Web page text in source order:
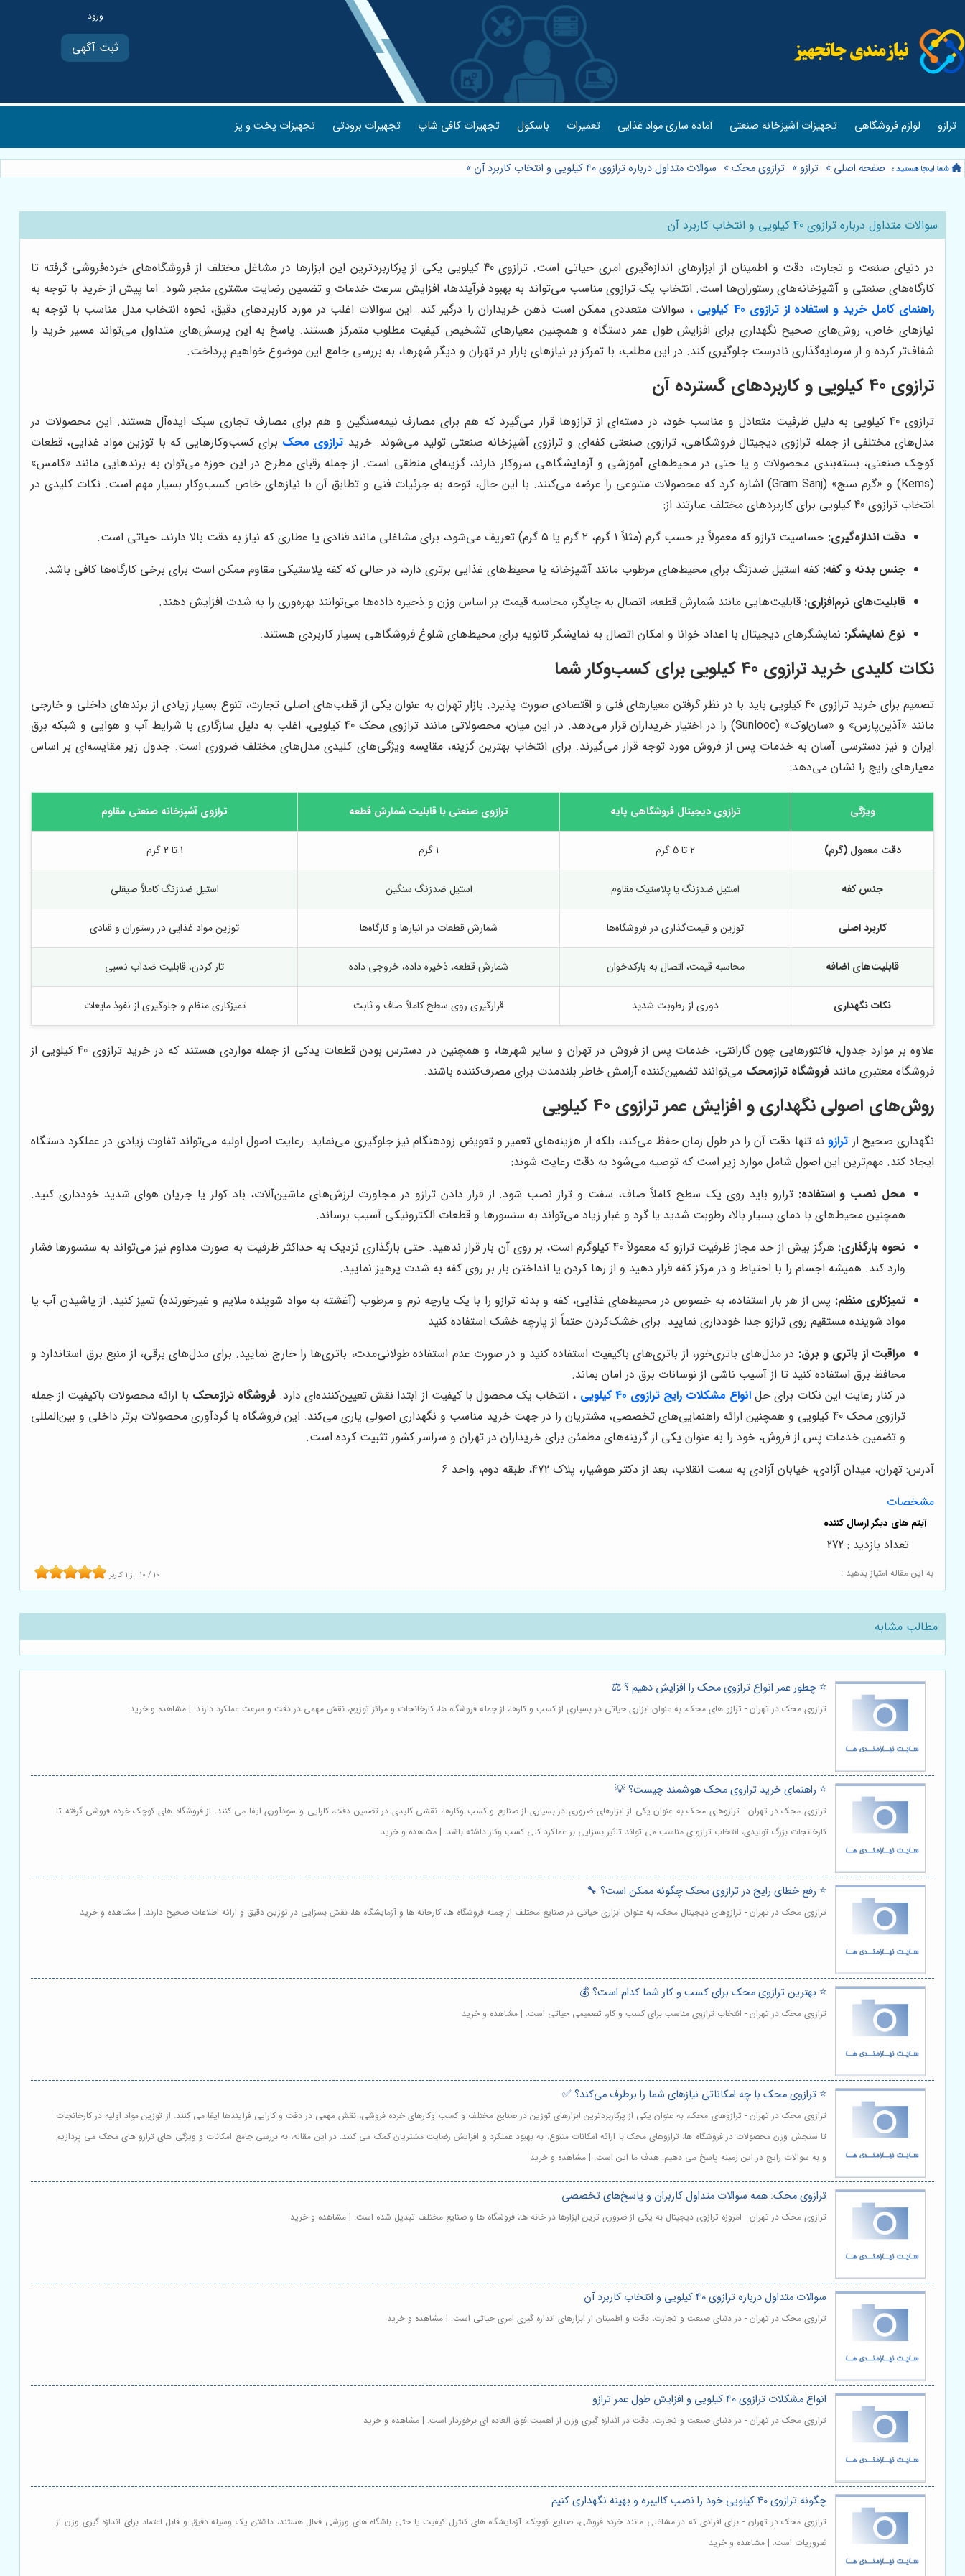
ثبت آگهی
ترازو لوازم فروشگاهی تجهیزات آشپزخانه صنعتی آماده سازی مواد غذایی تعمیرات باسکول تجهیزات کافی شاپ تجهیزات برودتی تجهیزات پخت و پز
صفحه اصلی » ترازو » ترازوی محک» سوالات متداول درباره ترازوی 40 کیلویی و انتخاب کاربرد آن »
سوالات متداول درباره ترازوی 40 کیلویی و انتخاب کاربرد آن
در دنیای صنعت و تجارت، دقت و اطمینان از ابزارهای اندازه‌گیری امری حیاتی است. ترازوی 40 کیلویی یکی از پرکاربردترین این ابزارها در مشاغل مختلف از فروشگاه‌های خرده‌فروشی گرفته تا
کارگاه‌های صنعتی و آشپزخانه‌های رستوران‌ها است. انتخاب یک ترازوی مناسب می‌تواند به بهبود فرآیندها، افزایش سرعت خدمات و تضمین رضایت مشتری منجر شود. اما پیش از خرید با توجه به
راهنمای کامل خرید و استفاده از ترازوی 40 کیلویی
، سوالات متعددی ممکن است ذهن خریداران را درگیر کند. این سوالات اغلب در مورد کاربردهای دقیق، نحوه انتخاب مدل مناسب با توجه به
نیازهای خاص، روش‌های صحیح نگهداری برای افزایش طول عمر دستگاه و همچنین معیارهای تشخیص کیفیت مطلوب متمرکز هستند. پاسخ به این پرسش‌های متداول می‌تواند مسیر خرید را
شفاف‌تر کرده و از سرمایه‌گذاری نادرست جلوگیری کند. در این مطلب، با تمرکز بر نیازهای بازار در تهران و دیگر شهرها، به بررسی جامع این موضوع خواهیم پرداخت.
ترازوی 40 کیلویی و کاربردهای گسترده آن
ترازوی 40 کیلویی به دلیل ظرفیت متعادل و مناسب خود، در دسته‌ای از ترازوها قرار می‌گیرد که هم برای مصارف نیمه‌سنگین و هم برای مصارف تجاری سبک ایده‌آل هستند. این محصولات در
مدل‌های مختلفی از جمله ترازوی دیجیتال فروشگاهی، ترازوی صنعتی کفه‌ای و ترازوی آشپزخانه صنعتی تولید می‌شوند. خرید ترازوی محک برای کسب‌وکارهایی که با توزین مواد غذایی، قطعات
کوچک صنعتی، بسته‌بندی محصولات و یا حتی در محیط‌های آموزشی و آزمایشگاهی سروکار دارند، گزینه‌ای منطقی است. از جمله رقبای مطرح در این حوزه می‌توان به برندهایی مانند «کامس»
(Kems) و «گرم سنج» (Gram Sanj) اشاره کرد که محصولات متنوعی را عرضه می‌کنند. با این حال، توجه به جزئیات فنی و تطابق آن با نیازهای خاص کسب‌وکار بسیار مهم است. نکات کلیدی در
انتخاب ترازوی 40 کیلویی برای کاربردهای مختلف عبارتند از:
دقت اندازه‌گیری: حساسیت ترازو که معمولاً بر حسب گرم (مثلاً ۱ گرم، ۲ گرم یا ۵ گرم) تعریف می‌شود، برای مشاغلی مانند قنادی یا عطاری که نیاز به دقت بالا دارند، حیاتی است.
جنس بدنه و کفه: کفه استیل ضدزنگ برای محیط‌های مرطوب مانند آشپزخانه یا محیط‌های غذایی برتری دارد، در حالی که کفه پلاستیکی مقاوم ممکن است برای برخی کارگاه‌ها کافی باشد.
قابلیت‌های نرم‌افزاری: قابلیت‌هایی مانند شمارش قطعه، اتصال به چاپگر، محاسبه قیمت بر اساس وزن و ذخیره داده‌ها می‌توانند بهره‌وری را به شدت افزایش دهند.
نوع نمایشگر: نمایشگرهای دیجیتال با اعداد خوانا و امکان اتصال به نمایشگر ثانویه برای محیط‌های شلوغ فروشگاهی بسیار کاربردی هستند.
نکات کلیدی خرید ترازوی 40 کیلویی برای کسب‌وکار شما
تصمیم برای خرید ترازوی 40 کیلویی باید با در نظر گرفتن معیارهای فنی و اقتصادی صورت پذیرد. بازار تهران به عنوان یکی از قطب‌های اصلی تجارت، تنوع بسیار زیادی از برندهای داخلی و خارجی
مانند «آذین‌پارس» و «سان‌لوک» (Sunlooc) را در اختیار خریداران قرار می‌دهد. در این میان، محصولاتی مانند ترازوی محک 40 کیلویی، اغلب به دلیل سازگاری با شرایط آب و هوایی و شبکه برق
ایران و نیز دسترسی آسان به خدمات پس از فروش مورد توجه قرار می‌گیرند. برای انتخاب بهترین گزینه، مقایسه ویژگی‌های کلیدی مدل‌های مختلف ضروری است. جدول زیر مقایسه‌ای بر اساس
معیارهای رایج را نشان می‌دهد:
ویژگی ترازوی دیجیتال فروشگاهی پایه ترازوی صنعتی با قابلیت شمارش قطعه ترازوی آشپزخانه صنعتی مقاوم
دقت معمول (گرم) 2 تا 5 گرم 1 گرم 1 تا 2 گرم
جنس کفه استیل ضدزنگ یا پلاستیک مقاوم استیل ضدزنگ سنگین استیل ضدزنگ کاملاً صیقلی
کاربرد اصلی توزین و قیمت‌گذاری در فروشگاه‌ها شمارش قطعات در انبارها و کارگاه‌ها توزین مواد غذایی در رستوران و قنادی
قابلیت‌های اضافه محاسبه قیمت، اتصال به بارکدخوان شمارش قطعه، ذخیره داده، خروجی داده تار کردن، قابلیت ضدآب نسبی
نکات نگهداری دوری از رطوبت شدید قرارگیری روی سطح کاملاً صاف و ثابت تمیزکاری منظم و جلوگیری از نفوذ مایعات
علاوه بر موارد جدول، فاکتورهایی چون گارانتی، خدمات پس از فروش در تهران و سایر شهرها، و همچنین در دسترس بودن قطعات یدکی از جمله مواردی هستند که در خرید ترازوی 40 کیلویی از
فروشگاه معتبری مانند فروشگاه ترازمحک می‌توانند تضمین‌کننده آرامش خاطر بلندمدت برای مصرف‌کننده باشند.
روش‌های اصولی نگهداری و افزایش عمر ترازوی 40 کیلویی
نگهداری صحیح از ترازونه تنها دقت آن را در طول زمان حفظ می‌کند، بلکه از هزینه‌های تعمیر و تعویض زودهنگام نیز جلوگیری می‌نماید. رعایت اصول اولیه می‌تواند تفاوت زیادی در عملکرد دستگاه
ایجاد کند. مهم‌ترین این اصول شامل موارد زیر است که توصیه می‌شود به دقت رعایت شوند:
محل نصب و استفاده: ترازو باید روی یک سطح کاملاً صاف، سفت و تراز نصب شود. از قرار دادن ترازو در مجاورت لرزش‌های ماشین‌آلات، باد کولر یا جریان هوای شدید خودداری کنید.
همچنین محیط‌های با دمای بسیار بالا، رطوبت شدید یا گرد و غبار زیاد می‌تواند به سنسورها و قطعات الکترونیکی آسیب برساند.
نحوه بارگذاری:
هرگز بیش از حد مجاز ظرفیت ترازو که معمولاً 40 کیلوگرم است، بر روی آن بار قرار ندهید. حتی بارگذاری نزدیک به حداکثر ظرفیت به صورت مداوم نیز می‌تواند به سنسورها فشار
وارد کند. همیشه اجسام را با احتیاط و در مرکز کفه قرار دهید و از رها کردن یا انداختن بار بر روی کفه به شدت پرهیز نمایید.
تمیزکاری منظم: پس از هر بار استفاده، به خصوص در محیط‌های غذایی، کفه و بدنه ترازو را با یک پارچه نرم و مرطوب (آغشته به مواد شوینده ملایم و غیرخورنده) تمیز کنید. از پاشیدن آب یا
مواد شوینده مستقیم روی ترازو جدا خودداری نمایید. برای خشک‌کردن حتماً از پارچه خشک استفاده کنید.
مراقبت از باتری و برق: در مدل‌های باتری‌خور، از باتری‌های باکیفیت استفاده کنید و در صورت عدم استفاده طولانی‌مدت، باتری‌ها را خارج نمایید. برای مدل‌های برقی، از منبع برق استاندارد و
محافظ برق استفاده کنید تا از آسیب ناشی از نوسانات برق در امان بماند.
در کنار رعایت این نکات برای حل انواع مشکلات رایج ترازوی 40 کیلویی ، انتخاب یک محصول با کیفیت از ابتدا نقش تعیین‌کننده‌ای دارد. فروشگاه ترازمحک با ارائه محصولات باکیفیت از جمله
ترازوی محک 40 کیلویی و همچنین ارائه راهنمایی‌های تخصصی، مشتریان را در جهت خرید مناسب و نگهداری اصولی یاری می‌کند. این فروشگاه با گردآوری محصولات برتر داخلی و بین‌المللی
و تضمین خدمات پس از فروش، خود را به عنوان یکی از گزینه‌های مطمئن برای خریداران در تهران و سراسر کشور تثبیت کرده است.
آدرس: تهران، میدان آزادی، خیابان آزادی به سمت انقلاب، بعد از دکتر هوشیار، پلاک 472، طبقه دوم، واحد 6
مشخصات
به این مقاله امتیاز بدهید : 10 / 10 از1 کاربر
تعداد بازدید : 272
مطالب مشابه
⭐️ چطور عمر انواع ترازوی محک را افزایش دهیم ؟ ⚖️
ترازوی محک در تهران - ترازو های محک، به عنوان ابزاری حیاتی در بسیاری از کسب و کارها، از جمله فروشگاه ها، کارخانجات و مراکز توزیع، نقش مهمی در دقت و سرعت عملکرد دارند. | مشاهده و خرید
⭐️ راهنمای خرید ترازوی محک هوشمند چیست؟ 💡
ترازوی محک در تهران - ترازوهای محک به عنوان یکی از ابزارهای ضروری در بسیاری از صنایع و کسب وکارها، نقشی کلیدی در تضمین دقت، کارایی و سودآوری ایفا می کنند. از فروشگاه های کوچک خرده فروشی گرفته تا
کارخانجات بزرگ تولیدی، انتخاب ترازو ی مناسب می تواند تاثیر بسزایی بر عملکرد کلی کسب وکار داشته باشد. | مشاهده و خرید
⭐️ رفع خطای رایج در ترازوی محک چگونه ممکن است؟ 🔧
ترازوی محک در تهران - ترازوهای دیجیتال محک، به عنوان ابزاری حیاتی در صنایع مختلف از جمله فروشگاه ها، کارخانه ها و آزمایشگاه ها، نقش بسزایی در توزین دقیق و ارائه اطلاعات صحیح دارند. | مشاهده و خرید
⭐️ بهترین ترازوی محک برای کسب و کار شما کدام است؟ 💰
ترازوی محک در تهران - انتخاب ترازوی مناسب برای کسب و کار، تصمیمی حیاتی است. | مشاهده و خرید
⭐️ ترازوی محک با چه امکاناتی نیازهای شما را برطرف می‌کند؟ ✅
ترازوی محک در تهران - ترازوهای محک، به عنوان یکی از پرکاربردترین ابزارهای توزین در صنایع مختلف و کسب وکارهای خرده فروشی، نقش مهمی در دقت و کارایی فرآیندها ایفا می کنند. از توزین مواد اولیه در کارخانجات
تا سنجش وزن محصولات در فروشگاه ها، ترازوهای محک با ارائه امکانات متنوع، به بهبود عملکرد و افزایش رضایت مشتریان کمک می کنند. در این مقاله، به بررسی جامع امکانات و ویژگی های ترازو های محک می پردازیم
و به سوالات رایج در این زمینه پاسخ می دهیم. هدف ما این است. | مشاهده و خرید
ترازوی محک: همه سوالات متداول کاربران و پاسخ‌های تخصصی
ترازوی محک در تهران - امروزه ترازوی دیجیتال به یکی از ضروری ترین ابزارها در خانه ها، فروشگاه ها و صنایع مختلف تبدیل شده است. | مشاهده و خرید
سوالات متداول درباره ترازوی 40 کیلویی و انتخاب کاربرد آن
ترازوی محک در تهران - در دنیای صنعت و تجارت، دقت و اطمینان از ابزارهای اندازه گیری امری حیاتی است. | مشاهده و خرید
انواع مشکلات ترازوی 40 کیلویی و افزایش طول عمر ترازو
ترازوی محک در تهران - در دنیای صنعت و تجارت، دقت در اندازه گیری وزن از اهمیت فوق العاده ای برخوردار است. | مشاهده و خرید
چگونه ترازوی 40 کیلویی خود را نصب کالیبره و بهینه نگهداری کنیم
ترازوی محک در تهران - برای افرادی که در مشاغلی مانند خرده فروشی، صنایع کوچک، آزمایشگاه های کنترل کیفیت یا حتی باشگاه های ورزشی فعال هستند، داشتن یک وسیله دقیق و قابل اعتماد برای اندازه گیری وزن از
ضروریات است. | مشاهده و خرید